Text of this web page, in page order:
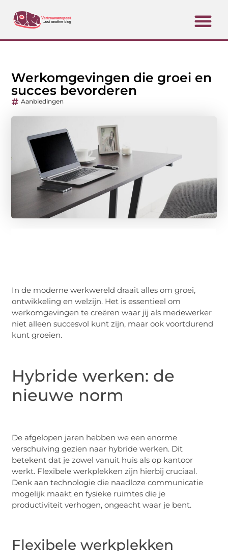
Werkomgevingen die groei en
succes bevorderen
Aanbiedingen
In de moderne werkwereld draait alles om groei,
ontwikkeling en welzijn. Het is essentieel om
werkomgevingen te creëren waar jij als medewerker
niet alleen succesvol kunt zijn, maar ook voortdurend
kunt groeien.
Hybride werken: de
nieuwe norm
De afgelopen jaren hebben we een enorme
verschuiving gezien naar hybride werken. Dit
betekent dat je zowel vanuit huis als op kantoor
werkt. Flexibele werkplekken zijn hierbij cruciaal.
Denk aan technologie die naadloze communicatie
mogelijk maakt en fysieke ruimtes die je
productiviteit verhogen, ongeacht waar je bent.
Flexibele werkplekken